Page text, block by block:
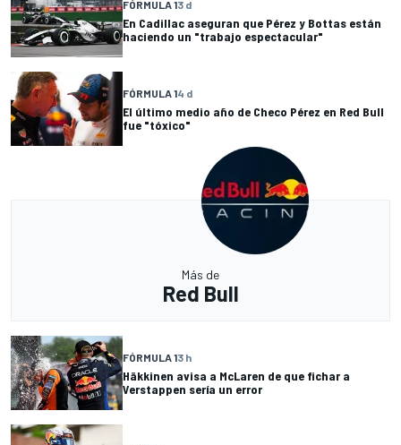
FÓRMULA 13 d
En Cadillac aseguran que Pérez y Bottas están
haciendo un "trabajo espectacular"
FÓRMULA 14 d
El último medio año de Checo Pérez en Red Bull
fue "tóxico"
Más de
Red Bull
FÓRMULA 13 h
Häkkinen avisa a McLaren de que fichar a
Verstappen sería un error